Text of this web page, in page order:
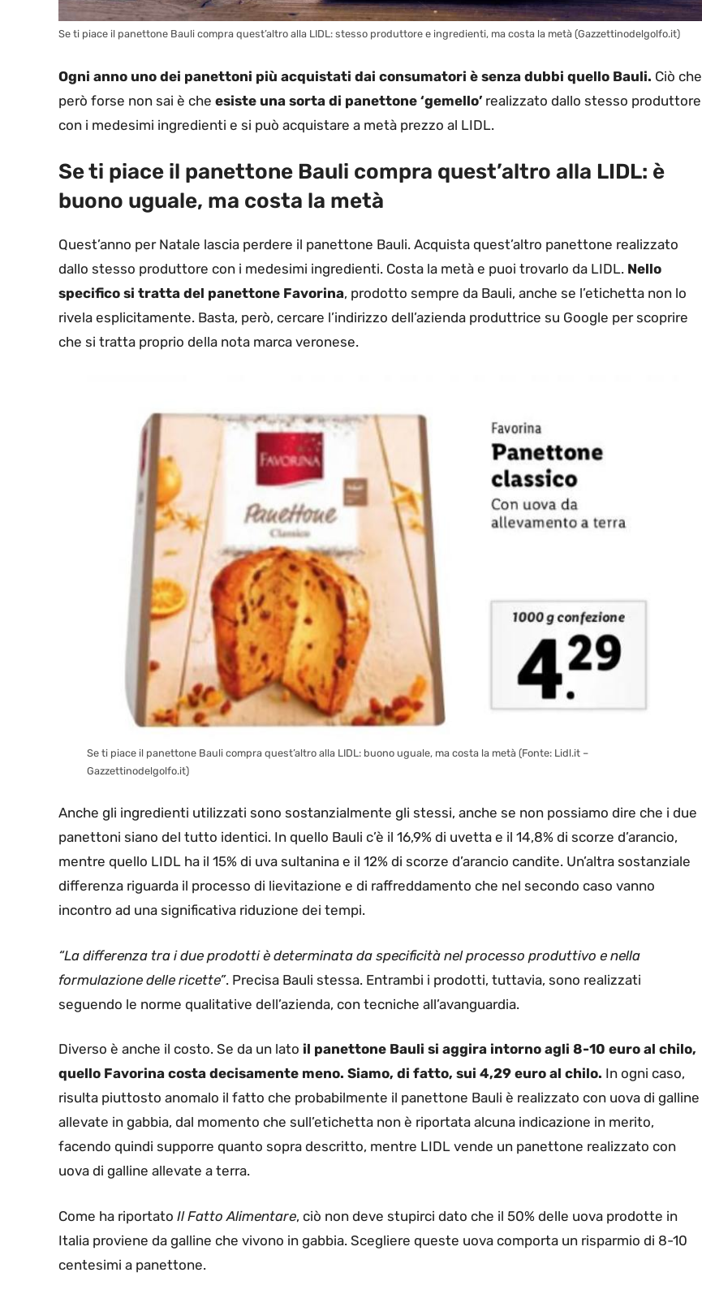
Se ti piace il panettone Bauli compra quest’altro alla LIDL: stesso produttore e ingredienti, ma costa la metà (Gazzettinodelgolfo.it)
Ogni anno uno dei panettoni più acquistati dai consumatori è senza dubbi quello Bauli. Ciò che
però forse non sai è che esiste una sorta di panettone ‘gemello’ realizzato dallo stesso produttore
con i medesimi ingredienti e si può acquistare a metà prezzo al LIDL.
Se ti piace il panettone Bauli compra quest’altro alla LIDL: è
buono uguale, ma costa la metà
Quest’anno per Natale lascia perdere il panettone Bauli. Acquista quest’altro panettone realizzato
dallo stesso produttore con i medesimi ingredienti. Costa la metà e puoi trovarlo da LIDL. Nello
specifico si tratta del panettone Favorina, prodotto sempre da Bauli, anche se l’etichetta non lo
rivela esplicitamente. Basta, però, cercare l’indirizzo dell’azienda produttrice su Google per scoprire
che si tratta proprio della nota marca veronese.
Se ti piace il panettone Bauli compra quest’altro alla LIDL: buono uguale, ma costa la metà (Fonte: Lidl.it –
Gazzettinodelgolfo.it)
Anche gli ingredienti utilizzati sono sostanzialmente gli stessi, anche se non possiamo dire che i due
panettoni siano del tutto identici. In quello Bauli c’è il 16,9% di uvetta e il 14,8% di scorze d’arancio,
mentre quello LIDL ha il 15% di uva sultanina e il 12% di scorze d’arancio candite. Un’altra sostanziale
differenza riguarda il processo di lievitazione e di raffreddamento che nel secondo caso vanno
incontro ad una significativa riduzione dei tempi.
“La differenza tra i due prodotti è determinata da specificità nel processo produttivo e nella
formulazione delle ricette”. Precisa Bauli stessa. Entrambi i prodotti, tuttavia, sono realizzati
seguendo le norme qualitative dell’azienda, con tecniche all’avanguardia.
Diverso è anche il costo. Se da un lato il panettone Bauli si aggira intorno agli 8-10 euro al chilo,
quello Favorina costa decisamente meno. Siamo, di fatto, sui 4,29 euro al chilo. In ogni caso,
risulta piuttosto anomalo il fatto che probabilmente il panettone Bauli è realizzato con uova di galline
allevate in gabbia, dal momento che sull’etichetta non è riportata alcuna indicazione in merito,
facendo quindi supporre quanto sopra descritto, mentre LIDL vende un panettone realizzato con
uova di galline allevate a terra.
Come ha riportato Il Fatto Alimentare, ciò non deve stupirci dato che il 50% delle uova prodotte in
Italia proviene da galline che vivono in gabbia. Scegliere queste uova comporta un risparmio di 8-10
centesimi a panettone.